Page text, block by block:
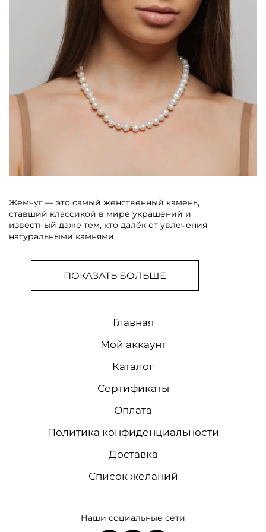
Жемчуг — это самый женственный камень,
ставший классикой в мире украшений и
известный даже тем, кто далёк от увлечения
натуральными камнями.
ПОКАЗАТЬ БОЛЬШЕ
Главная
Мой аккаунт
Каталог
Сертификаты
Оплата
Политика конфиденциальности
Доставка
Список желаний
Наши социальные сети